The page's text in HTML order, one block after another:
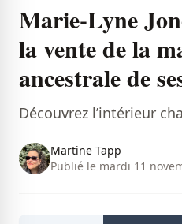
Marie-Lyne
la vente de la
ancestrale de
Découvrez l’intérieur
Martine Tapp
Publié le mardi 11